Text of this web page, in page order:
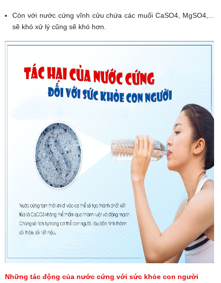
Còn với nước cứng vĩnh cửu chứa các muối CaSO4, MgSO4,...
sẽ khó xử lý cũng sẽ khó hơn.
Những tác động của nước cứng với sức khỏe con người